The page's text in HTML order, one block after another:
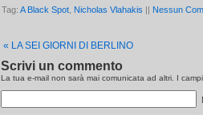
Tag: A Black Spot Nicholas Vlahakis || Nessun
« LA SEI GIORNI DI BERLINO
Scrivi un commento
La tua e-mail non sarà mai comunicata ad altri. I